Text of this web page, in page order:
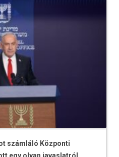
számláló Központi